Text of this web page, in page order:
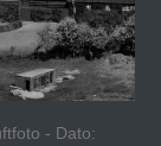
- Dato: